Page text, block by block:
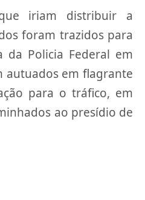
iriam distribuir a
foram trazidos para
da Policia Federal em
autuados em flagrante
para o tráfico, em
ao presídio de